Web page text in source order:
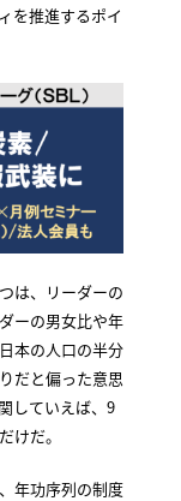
を推進するポイ
は、リーダーの
ーの男女比や年
本の人口の半分
だと偏った意思
していえば、9
けだ。
年功序列の制度